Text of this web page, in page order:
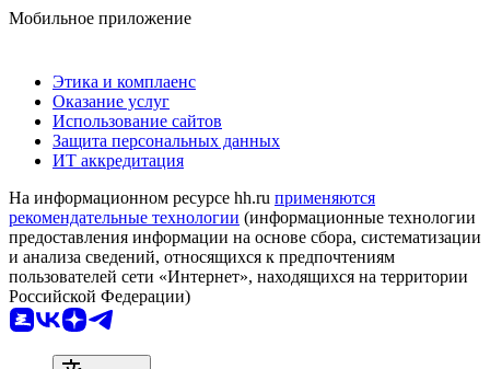
Мобильное приложение
Этика и комплаенс
Оказание услуг
Использование сайтов
Защита персональных данных
ИТ аккредитация
На информационном ресурсе hh.ru применяются
рекомендательные технологии (информационные технологии
предоставления информации на основе сбора, систематизации
и анализа сведений, относящихся к предпочтениям
пользователей сети «Интернет», находящихся на территории
Российской Федерации)